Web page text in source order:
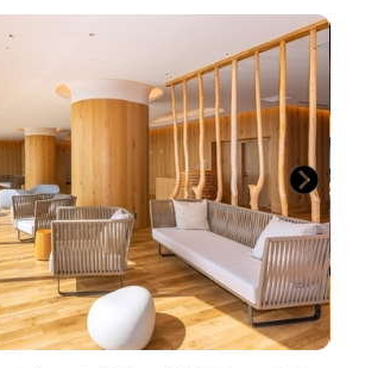
客様はスパのご利用をご遠慮いただいており
内1階・3階に喫煙スペースがございます。
1名様につき、お子様1名様（未就学児のみ）
ナイトウェア・スリッパご着用時は、スパ
。
場・ご来店をお断りしております。
済の場合、チェックイン時の前精算になり
1人1泊あたり宿泊税（最大500円）を別途